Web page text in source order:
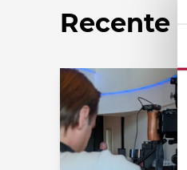
Recente